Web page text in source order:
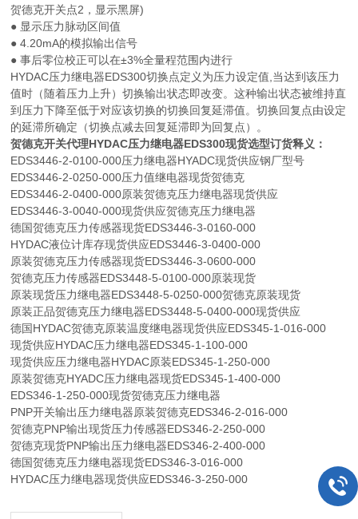
贺德克开关点2，显示黑屏)
● 显示压力脉动区间值
● 4.20mA的模拟输出信号
● 事后零位校正可以在±3%全量程范围内进行
HYDAC压力继电器EDS300切换点定义为压力设定值,当达到该压力
值时（随着压力上升）切换输出状态即改变。这种输出状态被维持直
到压力下降至低于对应该切换的切换回复延滞值。切换回复点由设定
的延滞所确定（切换点减去回复延滞即为回复点）。
贺德克开关代理HYDAC压力继电器EDS300现货选型订货释义：
EDS3446-2-0100-000压力继电器HYADC现货供应钢厂型号
EDS3446-2-0250-000压力值继电器现货贺德克
EDS3446-2-0400-000原装贺德克压力继电器现货供应
EDS3446-3-0040-000现货供应贺德克压力继电器
德国贺德克压力传感器现货EDS3446-3-0160-000
HYDAC液位计库存现货供应EDS3446-3-0400-000
原装贺德克压力传感器现货EDS3446-3-0600-000
贺德克压力传感器EDS3448-5-0100-000原装现货
原装现货压力继电器EDS3448-5-0250-000贺德克原装现货
原装正品贺德克压力继电器EDS3448-5-0400-000现货供应
德国HYDAC贺德克原装温度继电器现货供应EDS345-1-016-000
现货供应HYDAC压力继电器EDS345-1-100-000
现货供应压力继电器HYDAC原装EDS345-1-250-000
原装贺德克HYADC压力继电器现货EDS345-1-400-000
EDS346-1-250-000现货贺德克压力继电器
PNP开关输出压力继电器原装贺德克EDS346-2-016-000
贺德克PNP输出现货压力传感器EDS346-2-250-000
贺德克现货PNP输出压力继电器EDS346-2-400-000
德国贺德克压力继电器现货EDS346-3-016-000
HYDAC压力继电器现货供应EDS346-3-250-000